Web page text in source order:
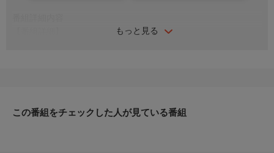
もっと見る
【監督・脚本・出演】マット・ネイブル
この番組をチェックした人が見ている番組